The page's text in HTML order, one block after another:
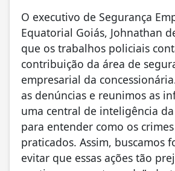
O executivo de Segurança
Equatorial Goiás, Johnathan
que os trabalhos policiais
contribuição da área de
empresarial da
as denúncias e reunimos as
uma central de inteligência
para entender como os
praticados. Assim, buscamos
evitar que essas ações tão